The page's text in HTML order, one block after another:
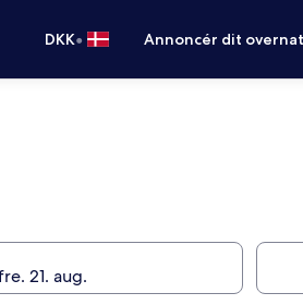
DKK• Annoncér dit